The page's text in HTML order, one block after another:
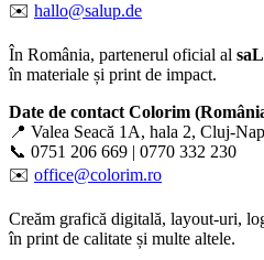
✉️ hallo@salup.de
În România, partenerul oficial al
în materiale și print de impact.
Date de contact Colorim
📍 Valea Seacă 1A, hala 2, Cluj-
📞 0751 206 669 | 0770 332 230
✉️ office@colorim.ro
Creăm grafică digitală, layout-uri,
în print de calitate și multe altele.